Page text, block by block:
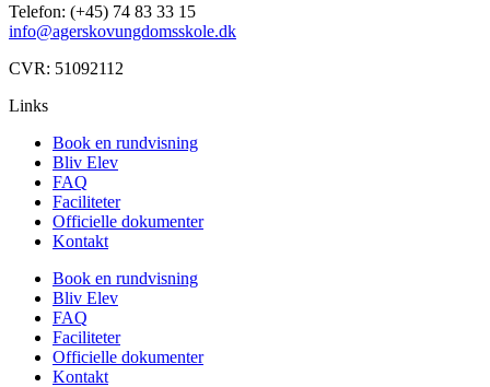
Telefon: (+45) 74 83 33 15
info@agerskovungdomsskole.dk
CVR: 51092112
Links
Book en rundvisning
Bliv Elev
FAQ
Faciliteter
Officielle dokumenter
Kontakt
Book en rundvisning
Bliv Elev
FAQ
Faciliteter
Officielle dokumenter
Kontakt